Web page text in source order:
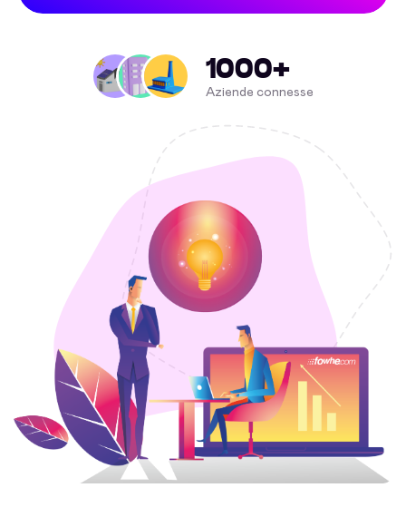
1000+
Aziende connesse